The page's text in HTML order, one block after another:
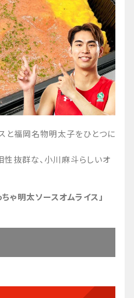
ースかつ丼を再現しま
！
と福岡名物明太子をひとつに
性抜群な、小川麻斗らしいオ
ゃ明太ソースオムライス」